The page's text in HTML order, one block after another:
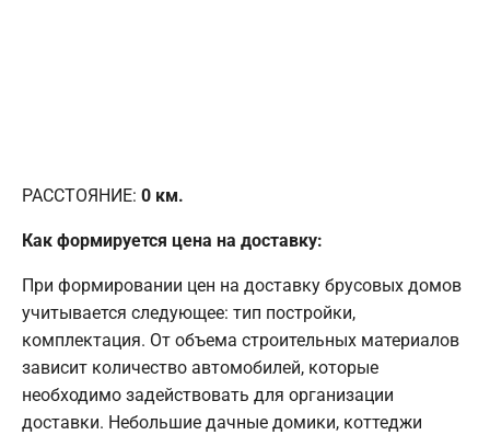
РАССТОЯНИЕ: 0 км.
Как формируется цена на доставку:
При формировании цен на доставку брусовых домов
учитывается следующее: тип постройки,
комплектация. От объема строительных материалов
зависит количество автомобилей, которые
необходимо задействовать для организации
доставки. Небольшие дачные домики, коттеджи